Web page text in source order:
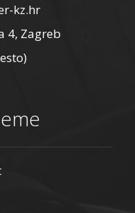
kz.hr
4, Zagreb